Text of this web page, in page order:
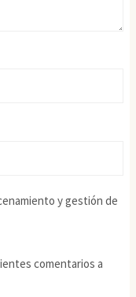
y gestión de
comentarios a